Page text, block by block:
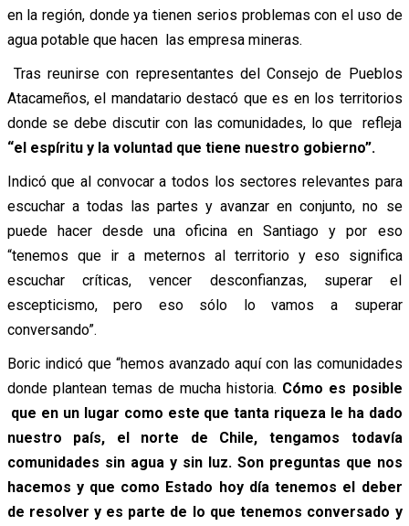
en la región, donde ya tienen serios problemas con el uso de
agua potable que hacen las empresa mineras.
Tras reunirse con representantes del Consejo de Pueblos
Atacameños, el mandatario destacó que es en los territorios
donde se debe discutir con las comunidades, lo que refleja
“el espíritu y la voluntad que tiene nuestro gobierno”.
Indicó que al convocar a todos los sectores relevantes para
escuchar a todas las partes y avanzar en conjunto, no se
puede hacer desde una oficina en Santiago y por eso
“tenemos que ir a meternos al territorio y eso significa
escuchar críticas, vencer desconfianzas, superar el
escepticismo, pero eso sólo lo vamos a superar
conversando”.
Boric indicó que “hemos avanzado aquí con las comunidades
donde plantean temas de mucha historia. Cómo es posible
que en un lugar como este que tanta riqueza le ha dado
nuestro país, el norte de Chile, tengamos todavía
comunidades sin agua y sin luz. Son preguntas que nos
hacemos y que como Estado hoy día tenemos el deber
de resolver y es parte de lo que tenemos conversado y